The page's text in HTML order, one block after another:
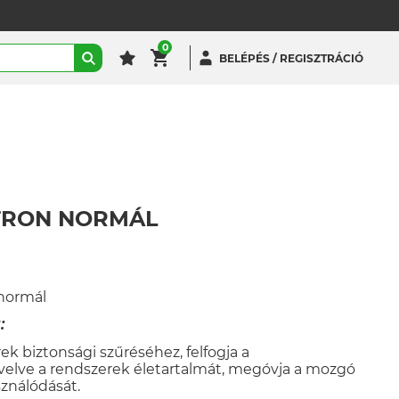
0
BELÉPÉS / REGISZTRÁCIÓ
NORMÁL
biztonsági szűréséhez, felfogja a
a rendszerek életartalmát, megóvja a mozgó